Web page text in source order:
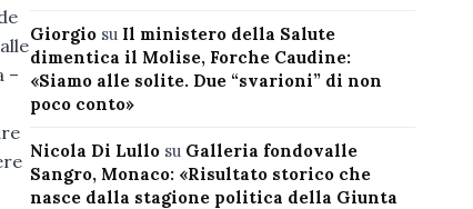
–
Giorgiosu Il ministero della Salute
dimentica il Molise, Forche Caudine:
«Siamo alle solite. Due “svarioni” di non
poco conto»
Nicola Di Lullosu Galleria fondovalle
Sangro, Monaco: «Risultato storico che
nasce dalla stagione politica della Giunta